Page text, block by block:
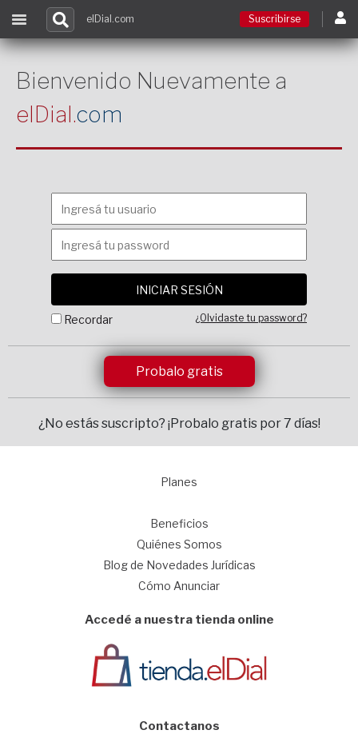
Contacto
elDial.com Suscribirse
Bienvenido Nuevamente a
elDial.com
Recordar ¿Olvidaste tu password?
Probalo gratis
¿No estás suscripto? ¡Probalo gratis por 7 días!
Planes
Beneficios
Quiénes Somos
Blog de Novedades Jurídicas
Cómo Anunciar
Accedé a nuestra tienda online
Contactanos